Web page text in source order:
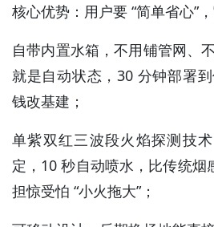
核心优势：用户要 “简单省心”
自带内置水箱，不用铺管网、
就是自动状态，30 分钟部署
钱改基建；
单紫双红三波段火焰探测技
定，10 秒自动喷水，比传统烟
担惊受怕 “小火拖大”；